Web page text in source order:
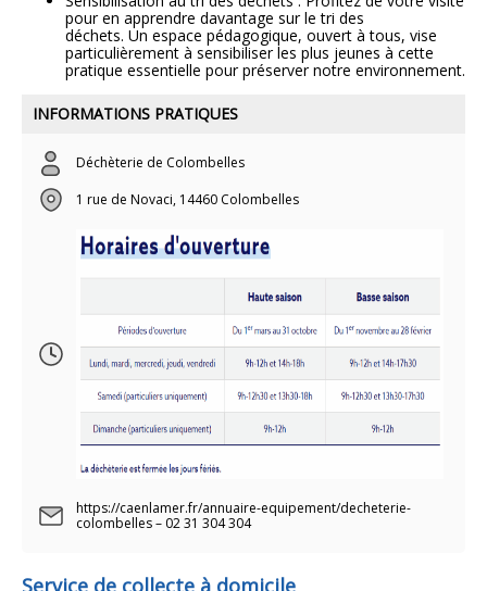
pour en apprendre davantage sur le tri des
déchets. Un espace pédagogique, ouvert à tous, vise
particulièrement à sensibiliser les plus jeunes à cette
pratique essentielle pour préserver notre environnement.
INFORMATIONS PRATIQUES
Déchèterie de Colombelles
1 rue de Novaci, 14460 Colombelles
https://caenlamer.fr/annuaire-equipement/decheterie-
colombelles – 02 31 304 304